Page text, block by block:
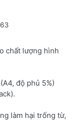
chất lượng hình
độ phủ 5%)
làm hại trống từ,